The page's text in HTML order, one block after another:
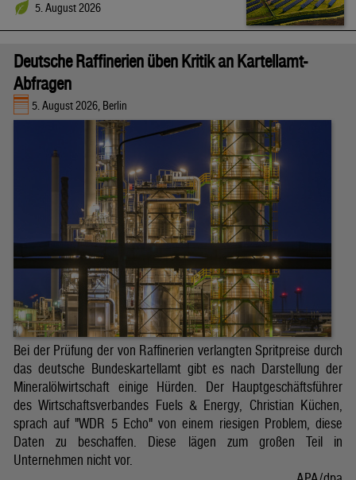
5. August 2026
Deutsche Raffinerien üben Kritik an Kartellamt-
Abfragen
5. August 2026, Berlin
Bei der Prüfung der von Raffinerien verlangten Spritpreise durch
das deutsche Bundeskartellamt gibt es nach Darstellung der
Mineralölwirtschaft einige Hürden. Der Hauptgeschäftsführer
des Wirtschaftsverbandes Fuels & Energy, Christian Küchen,
sprach auf "WDR 5 Echo" von einem riesigen Problem, diese
Daten zu beschaffen. Diese lägen zum großen Teil in
Unternehmen nicht vor.